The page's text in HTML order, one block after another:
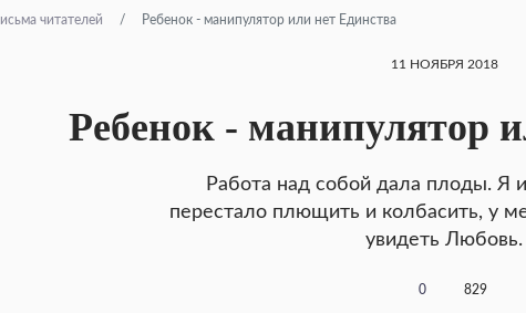
читателей Ребенок - манипулятор или нет Единства
11 НОЯБРЯ 2018
Ребенок - манипулятор
Работа над собой дала плоды. Я
перестало плющить и колбасить, у
увидеть Любовь.
0 829